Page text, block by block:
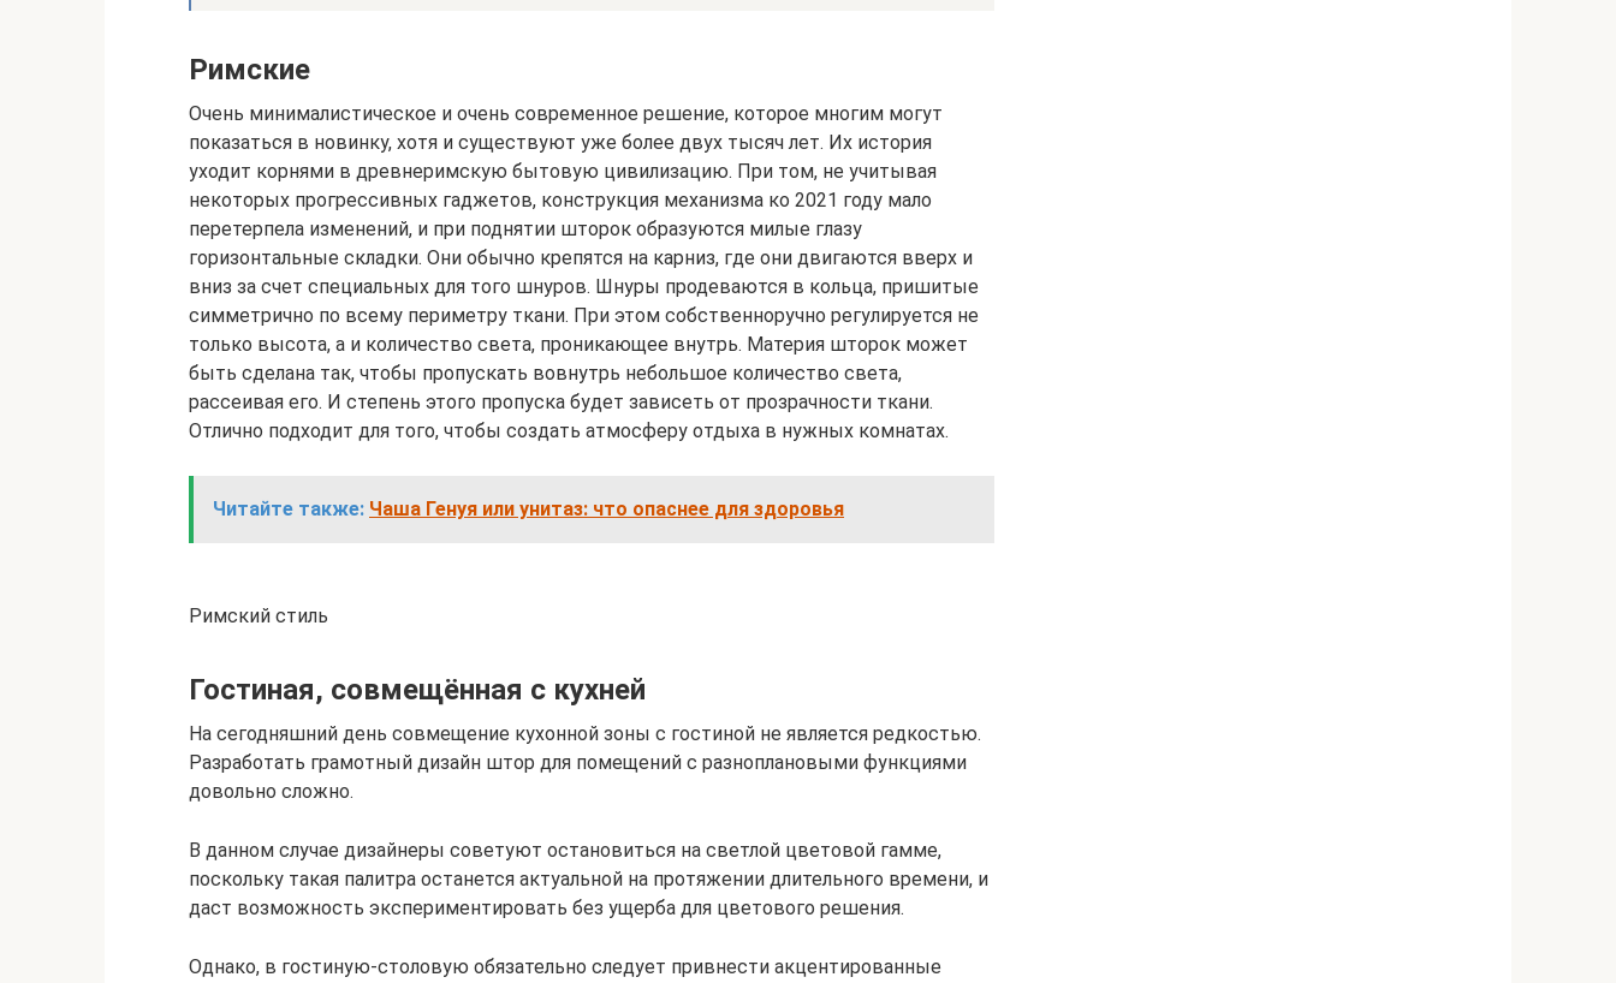
Римские
Очень минималистическое и очень современное решение, которое многим могут
показаться в новинку, хотя и существуют уже более двух тысяч лет. Их история
уходит корнями в древнеримскую бытовую цивилизацию. При том, не учитывая
некоторых прогрессивных гаджетов, конструкция механизма ко 2021 году мало
перетерпела изменений, и при поднятии шторок образуются милые глазу
горизонтальные складки. Они обычно крепятся на карниз, где они двигаются вверх и
вниз за счет специальных для того шнуров. Шнуры продеваются в кольца, пришитые
симметрично по всему периметру ткани. При этом собственноручно регулируется не
только высота, а и количество света, проникающее внутрь. Материя шторок может
быть сделана так, чтобы пропускать вовнутрь небольшое количество света,
рассеивая его. И степень этого пропуска будет зависеть от прозрачности ткани.
Отлично подходит для того, чтобы создать атмосферу отдыха в нужных комнатах.
Читайте также: Чаша Генуя или унитаз: что опаснее для здоровья
Римский стиль
Гостиная, совмещённая с кухней
На сегодняшний день совмещение кухонной зоны с гостиной не является редкостью.
Разработать грамотный дизайн штор для помещений с разноплановыми функциями
довольно сложно.
В данном случае дизайнеры советуют остановиться на светлой цветовой гамме,
поскольку такая палитра останется актуальной на протяжении длительного времени, и
даст возможность экспериментировать без ущерба для цветового решения.
Однако, в гостиную-столовую обязательно следует привнести акцентированные